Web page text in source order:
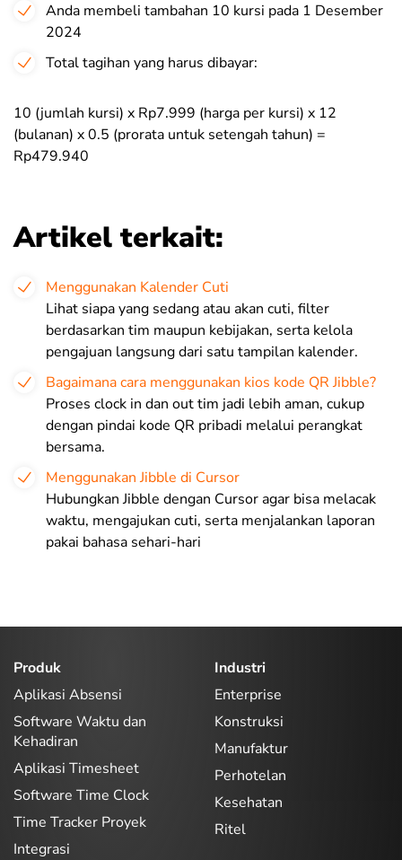
Anda membeli tambahan 10 kursi pada 1 Desember
2024
Total tagihan yang harus dibayar:
10 (jumlah kursi) x Rp7.999 (harga per kursi) x 12
(bulanan) x 0.5 (prorata untuk setengah tahun) =
Rp479.940
Artikel terkait:
Menggunakan Kalender Cuti
Lihat siapa yang sedang atau akan cuti, filter
berdasarkan tim maupun kebijakan, serta kelola
pengajuan langsung dari satu tampilan kalender.
Bagaimana cara menggunakan kios kode QR Jibble?
Proses clock in dan out tim jadi lebih aman, cukup
dengan pindai kode QR pribadi melalui perangkat
bersama.
Menggunakan Jibble di Cursor
Hubungkan Jibble dengan Cursor agar bisa melacak
waktu, mengajukan cuti, serta menjalankan laporan
pakai bahasa sehari-hari
Produk
Aplikasi Absensi
Software Waktu dan
Kehadiran
Aplikasi Timesheet
Software Time Clock
Time Tracker Proyek
Integrasi
Industri
Enterprise
Konstruksi
Manufaktur
Perhotelan
Kesehatan
Ritel